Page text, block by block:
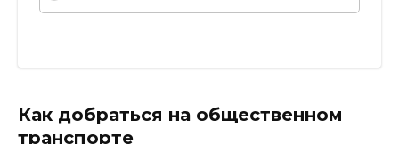
Как добраться на общественном
транспорте